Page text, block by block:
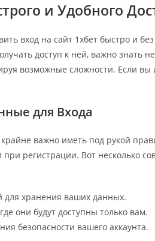
и Удобного
вход на сайт 1хбет быстро и
доступ к ней, важно знать
возможные сложности. Если вы
для Входа
важно иметь под рукой
регистрации. Вот несколько
хранения ваших данных.
они будут доступны только вам.
безопасности вашего аккаунта.